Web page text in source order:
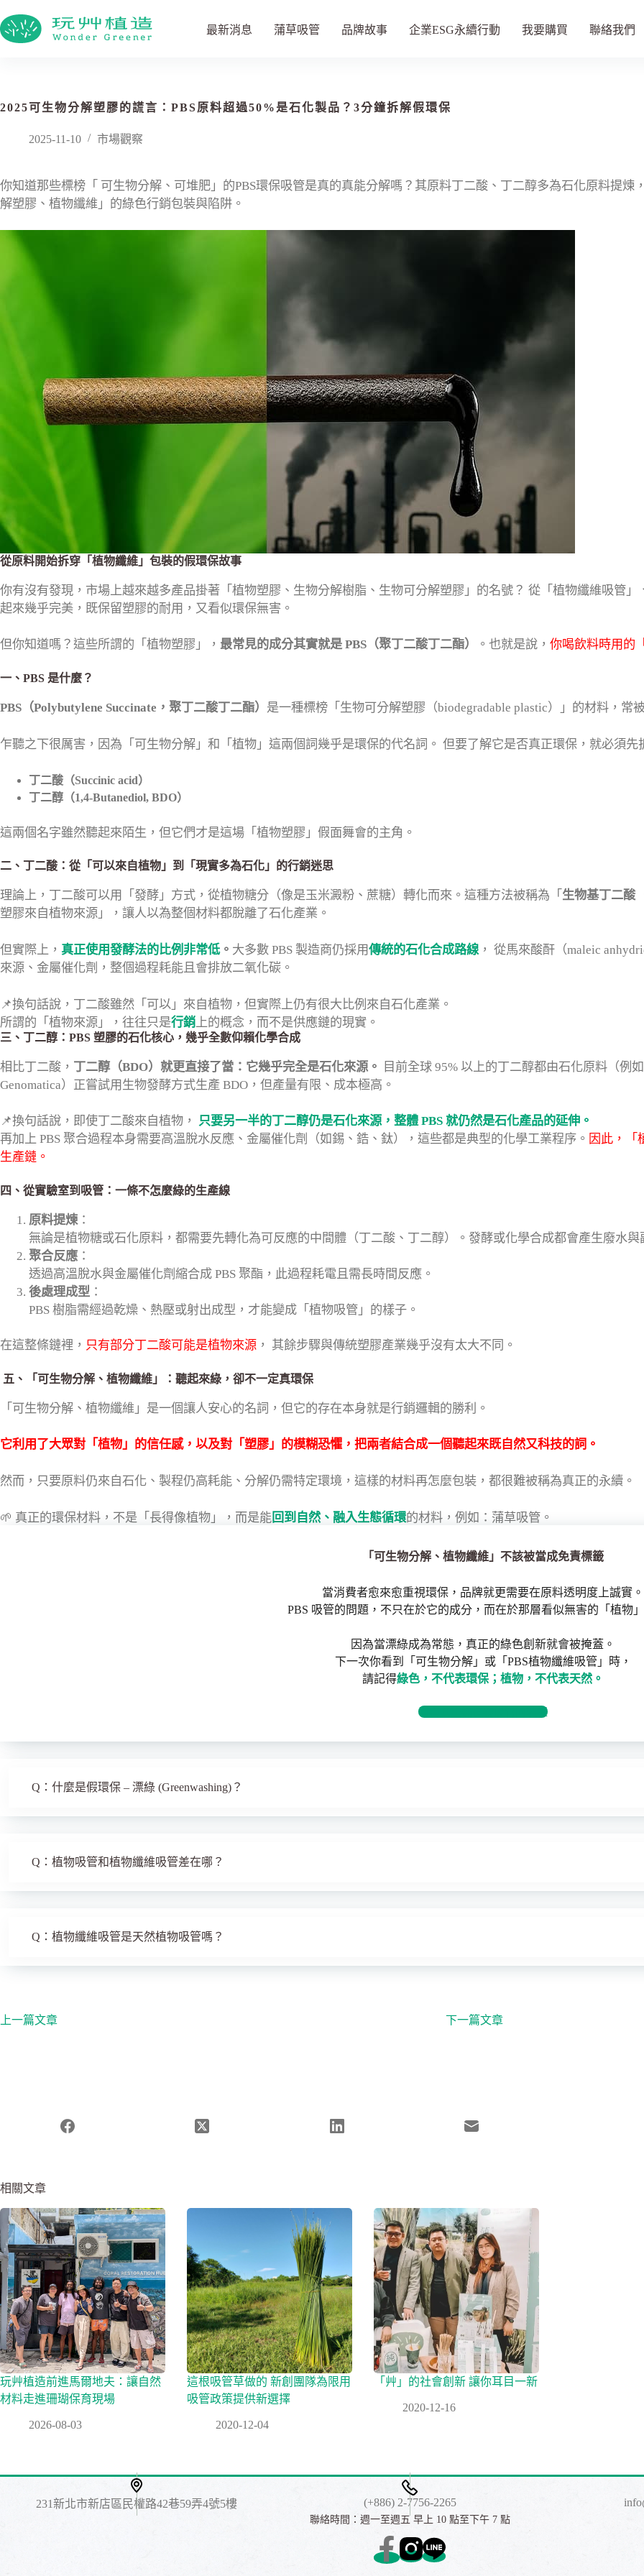
最新消息 蒲草吸管 品牌故事 企業ESG永續行動 我要購買 聯絡我們
2025可生物分解塑膠的謊言：PBS原料超過50%是石化製品？3分鐘拆解假環保
2025-11-10 市場觀察
你知道那些標榜「 可生物分解、可堆肥」的PBS環保吸管是真的真能分解嗎？其原料丁二酸、丁二醇多為石化原料提
解塑膠、植物纖維」的綠色行銷包裝與陷阱。
從原料開始拆穿「植物纖維」包裝的假環保故事
你有沒有發現，市場上越來越多產品掛著「植物塑膠、生物分解樹脂、生物可分解塑膠」的名號？ 從「植物纖維吸管
起來幾乎完美，既保留塑膠的耐用，又看似環保無害。
但你知道嗎？這些所謂的「植物塑膠」， 最常見的成分其實就是 PBS（聚丁二酸丁二酯） 。也就是說， 你喝飲料時用的
一、PBS 是什麼？
PBS（Polybutylene Succinate，聚丁二酸丁二酯） 是一種標榜「生物可分解塑膠（biodegradable plastic）」的材料，
乍聽之下很厲害，因為「可生物分解」和「植物」這兩個詞幾乎是環保的代名詞。 但要了解它是否真正環保，就必須先
丁二酸（Succinic acid）
丁二醇（1,4-Butanediol, BDO）
這兩個名字雖然聽起來陌生，但它們才是這場「植物塑膠」假面舞會的主角。
二、丁二酸：從「可以來自植物」到「現實多為石化」的行銷迷思
理論上，丁二酸可以用「發酵」方式，從植物糖分（像是玉米澱粉、蔗糖）轉化而來。這種方法被稱為「 生物基丁二酸
塑膠來自植物來源」，讓人以為整個材料都脫離了石化產業。
但實際上， 真正使用發酵法的比例非常低。 大多數 PBS 製造商仍採用傳統的石化合成路線， 從馬來酸酐（maleic
來源、金屬催化劑，整個過程耗能且會排放二氧化碳。
📌換句話說，丁二酸雖然「可以」來自植物，但實際上仍有很大比例來自石化產業。
所謂的「植物來源」，往往只是行銷 上的概念，而不是供應鏈的現實。
三、丁二醇：PBS 塑膠的石化核心，幾乎全數仰賴化學合成
相比丁二酸， 丁二醇（BDO）就更直接了當：它幾乎完全是石化來源。
目前全球 95% 以上的丁二醇都由石化原料（例
Genomatica）正嘗試用生物發酵方式生產 BDO，但產量有限、成本極高。
📌換句話說，即使丁二酸來自植物， 只要另一半的丁二醇仍是石化來源，整體 PBS 就仍然是石化產品的延伸。
再加上 PBS 聚合過程本身需要高溫脫水反應、金屬催化劑（如錫、鋯、鈦），這些都是典型的化學工業程序。 因此，「
生產鏈。
四、從實驗室到吸管：一條不怎麼綠的生產線
原料提煉：
無論是植物糖或石化原料，都需要先轉化為可反應的中間體（丁二酸、丁二醇）。發酵或化學合成都會產生廢水與
聚合反應 ：
透過高溫脫水與金屬催化劑縮合成 PBS 聚酯，此過程耗電且需長時間反應。
後處理成型 ：
PBS 樹脂需經過乾燥、熱壓或射出成型，才能變成「植物吸管」的樣子。
在這整條鏈裡， 只有部分丁二酸可能是植物來源 ， 其餘步驟與傳統塑膠產業幾乎沒有太大不同。
五、「可生物分解、植物纖維」：聽起來綠，卻不一定真環保
「可生物分解、植物纖維」是一個讓人安心的名詞，但它的存在本身就是行銷邏輯的勝利。
它利用了大眾對「植物」的信任感，以及對「塑膠」的模糊恐懼，把兩者結合成一個聽起來既自然又科技的詞。
然而，只要原料仍來自石化、製程仍高耗能、分解仍需特定環境，這樣的材料再怎麼包裝，都很難被稱為真正的永續。
🌱 真正的環保材料，不是「長得像植物」，而是能回到自然、融入生態循環的材料，例如：蒲草吸管。
「可生物分解、植物纖維」不該被當成免責標籤
當消費者愈來愈重視環保，品牌就更需要在原料透明度上誠實。
PBS 吸管的問題，不只在於它的成分，而在於那層看似無害的「植物
因為當漂綠成為常態，真正的綠色創新就會被掩蓋。
下一次你看到「可生物分解」或「PBS植物纖維吸管」時，
請記得綠色，不代表環保；植物，不代表天然。
看看真正純植物吸管的製程
Q：什麼是假環保 – 漂綠 (Greenwashing)？
Q：植物吸管和植物纖維吸管差在哪？
Q：植物纖維吸管是天然植物吸管嗎？
上一篇文章 下一篇文章
相關文章
玩艸植造前進馬爾地夫：讓自然
材料走進珊瑚保育現場
2026-08-03
這根吸管草做的 新創團隊為限用
吸管政策提供新選擇
2020-12-04
「艸」的社會創新 讓你耳目一新
2020-12-16
231新北市新店區民權路42巷59弄4號5樓 (+886) 2-7756-2265
​聯絡時間：週一至週五 早上 10 點至下午 7 點